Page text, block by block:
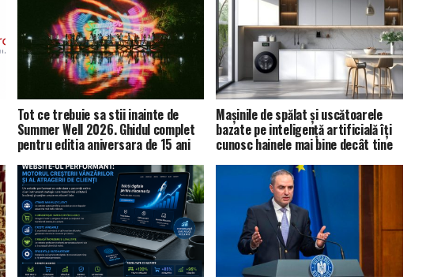
Tot ce trebuie sa stii inainte de
Summer Well 2026. Ghidul complet
pentru editia aniversara de 15 ani
Mașinile de spălat și uscătoarele
bazate pe inteligență artificială îți
cunosc hainele mai bine decât tine